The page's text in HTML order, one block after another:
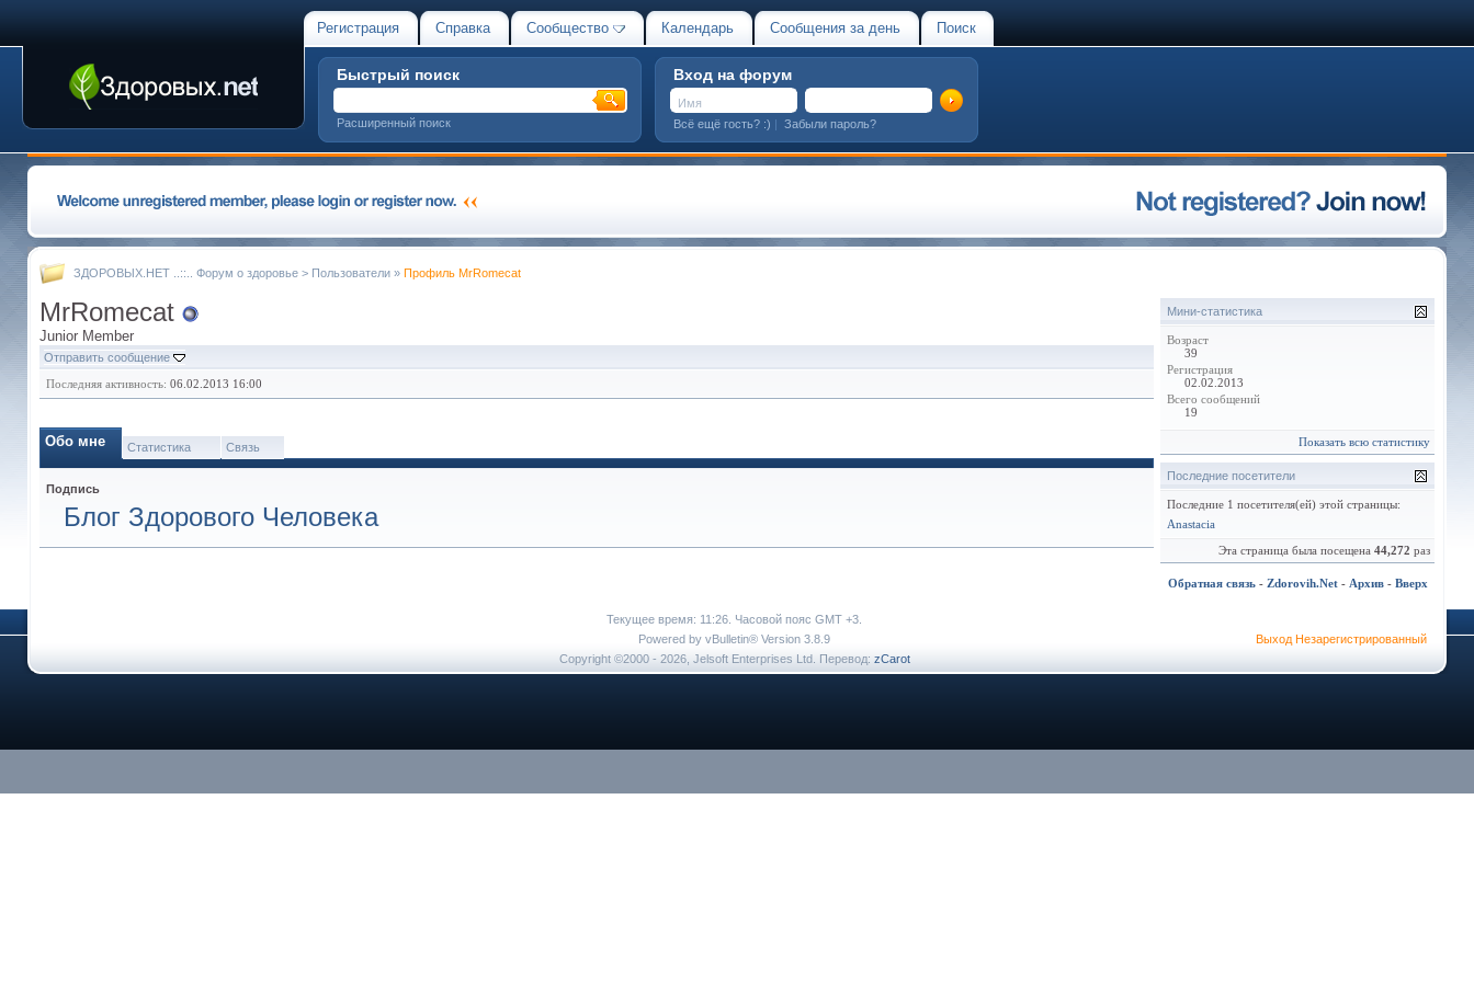
Регистрация Справка Сообщество Календарь Сообщения за день Поиск
Быстрый поиск
Расширенный поиск
Вход на форум
Всё ещё гость? :) | Забыли пароль?
ЗДОРОВЫХ.НЕТ ..::.. Форум о здоровье > Пользователи » Профиль MrRomecat
MrRomecat
Junior Member
Отправить сообщение
Последняя активность: 06.02.2013 16:00
Обо мне Статистика Связь
Подпись
Блог Здорового Человека
Мини-статистика
Возраст
39
Регистрация
02.02.2013
Всего сообщений
19
Показать всю статистику
Последние посетители
Последние 1 посетителя(ей) этой страницы:
Anastacia
Эта страница была посещена 44,272 раз
Обратная связь - Zdorovih.Net - Архив - Вверх
Текущее время: 11:26 . Часовой пояс GMT +3.
Powered by vBulletin® Version 3.8.9
Copyright ©2000 - 2026, Jelsoft Enterprises Ltd. Перевод: zCarot
Выход Незарегистрированный